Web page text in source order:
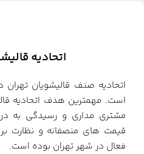
اتحادیه
است. مهمترین هدف اتحادیه
مشتری مداری و رسیدگی به
قیمت های منصفانه و نظارت
فعال در شهر تهران بوده است.